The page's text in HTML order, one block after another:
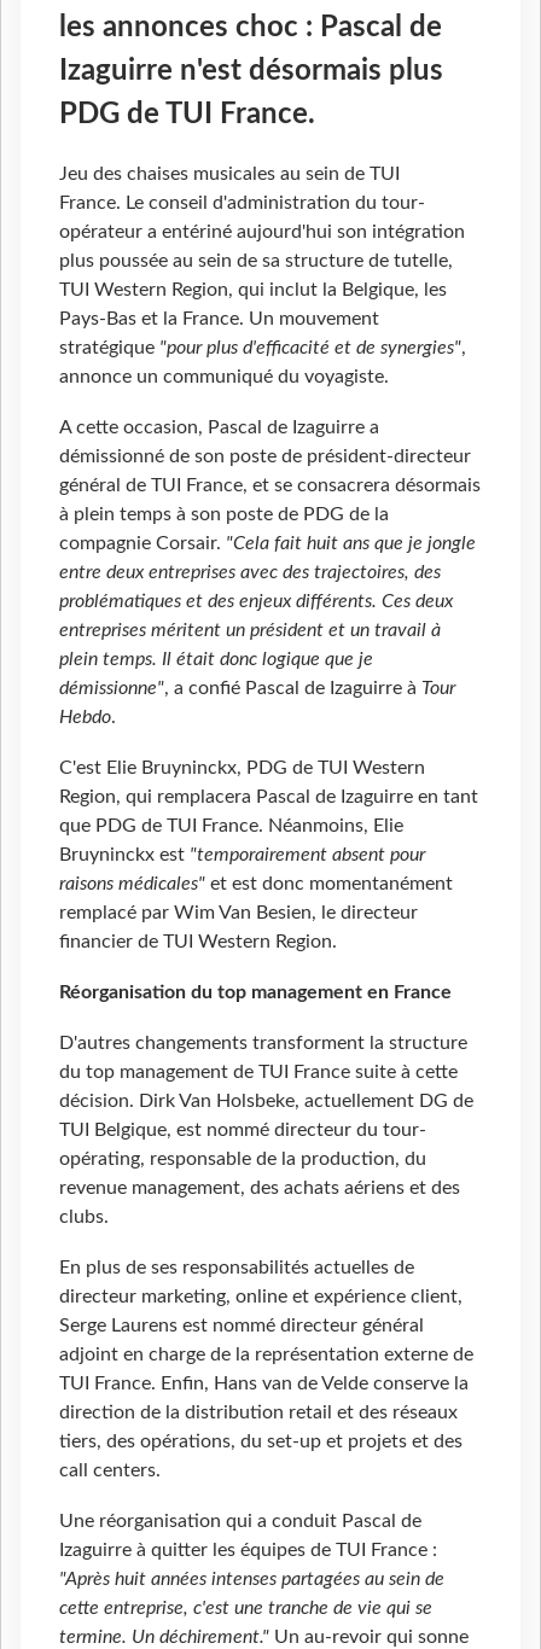
les annonces choc : Pascal de
Izaguirre n'est désormais plus
PDG de TUI France.
Jeu des chaises musicales au sein de TUI
France. Le conseil d'administration du tour-
opérateur a entériné aujourd'hui son intégration
plus poussée au sein de sa structure de tutelle,
TUI Western Region, qui inclut la Belgique, les
Pays-Bas et la France. Un mouvement
stratégique "pour plus d'efficacité et de synergies",
annonce un communiqué du voyagiste.
A cette occasion, Pascal de Izaguirre a
démissionné de son poste de président-directeur
général de TUI France, et se consacrera désormais
à plein temps à son poste de PDG de la
compagnie Corsair. "Cela fait huit ans que je jongle
entre deux entreprises avec des trajectoires, des
problématiques et des enjeux différents. Ces deux
entreprises méritent un président et un travail à
plein temps. Il était donc logique que je
démissionne", a confié Pascal de Izaguirre à Tour
Hebdo.
C'est Elie Bruyninckx, PDG de TUI Western
Region, qui remplacera Pascal de Izaguirre en tant
que PDG de TUI France. Néanmoins, Elie
Bruyninckx est "temporairement absent pour
raisons médicales" et est donc momentanément
remplacé par Wim Van Besien, le directeur
financier de TUI Western Region.
Réorganisation du top management en France
D'autres changements transforment la structure
du top management de TUI France suite à cette
décision. Dirk Van Holsbeke, actuellement DG de
TUI Belgique, est nommé directeur du tour-
opérating, responsable de la production, du
revenue management, des achats aériens et des
clubs.
En plus de ses responsabilités actuelles de
directeur marketing, online et expérience client,
Serge Laurens est nommé directeur général
adjoint en charge de la représentation externe de
TUI France. Enfin, Hans van de Velde conserve la
direction de la distribution retail et des réseaux
tiers, des opérations, du set-up et projets et des
call centers.
Une réorganisation qui a conduit Pascal de
Izaguirre à quitter les équipes de TUI France :
"Après huit années intenses partagées au sein de
cette entreprise, c'est une tranche de vie qui se
termine. Un déchirement." Un au-revoir qui sonne